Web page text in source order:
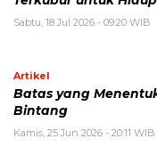
Sabtu, 18 Jul 2026 - 09:20 WIB
Artikel
Batas yang
Bintang
Kamis, 25 Jun 2026 - 20:11 WIB